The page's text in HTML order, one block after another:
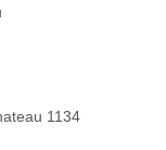
1134